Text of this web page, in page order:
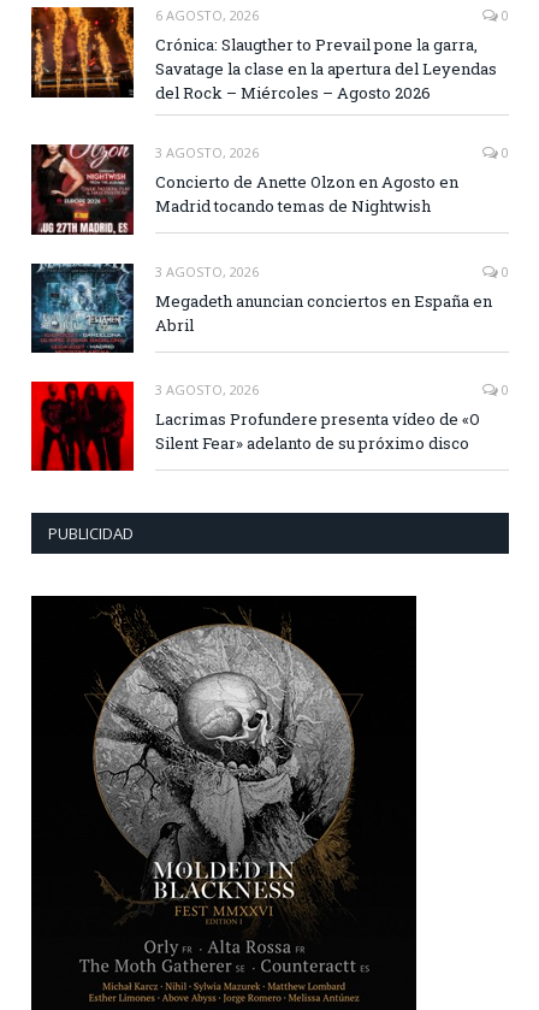
6 AGOSTO, 2026 0
Crónica: Slaugther to Prevail pone la garra,
Savatage la clase en la apertura del Leyendas
del Rock – Miércoles – Agosto 2026
3 AGOSTO, 2026 0
Concierto de Anette Olzon en Agosto en
Madrid tocando temas de Nightwish
3 AGOSTO, 2026 0
Megadeth anuncian conciertos en España en
Abril
3 AGOSTO, 2026 0
Lacrimas Profundere presenta vídeo de «O
Silent Fear» adelanto de su próximo disco
PUBLICIDAD